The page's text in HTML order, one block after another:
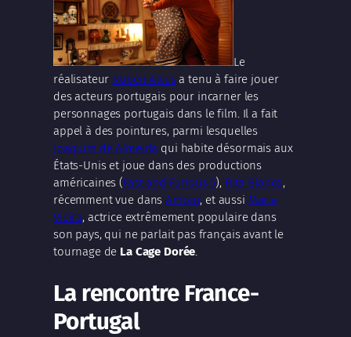
Le
réalisateur Ruben Alvesa tenu à faire jouer
des acteurs portugais pour incarner les
personnages portugais dans le film. Il a fait
appel à des pointures, parmi lesquelles
Joaquim de Almeida qui habite désormais aux
États-Unis et joue dans des productions
américaines (Fast and Furious 5), Rita Blanco,
récemment vue dansAmour, et aussi Maria
Vieira, actrice extrêmement populaire dans
son pays, qui ne parlait pas français avant le
tournage de La Cage Dorée.
La rencontre France-
Portugal